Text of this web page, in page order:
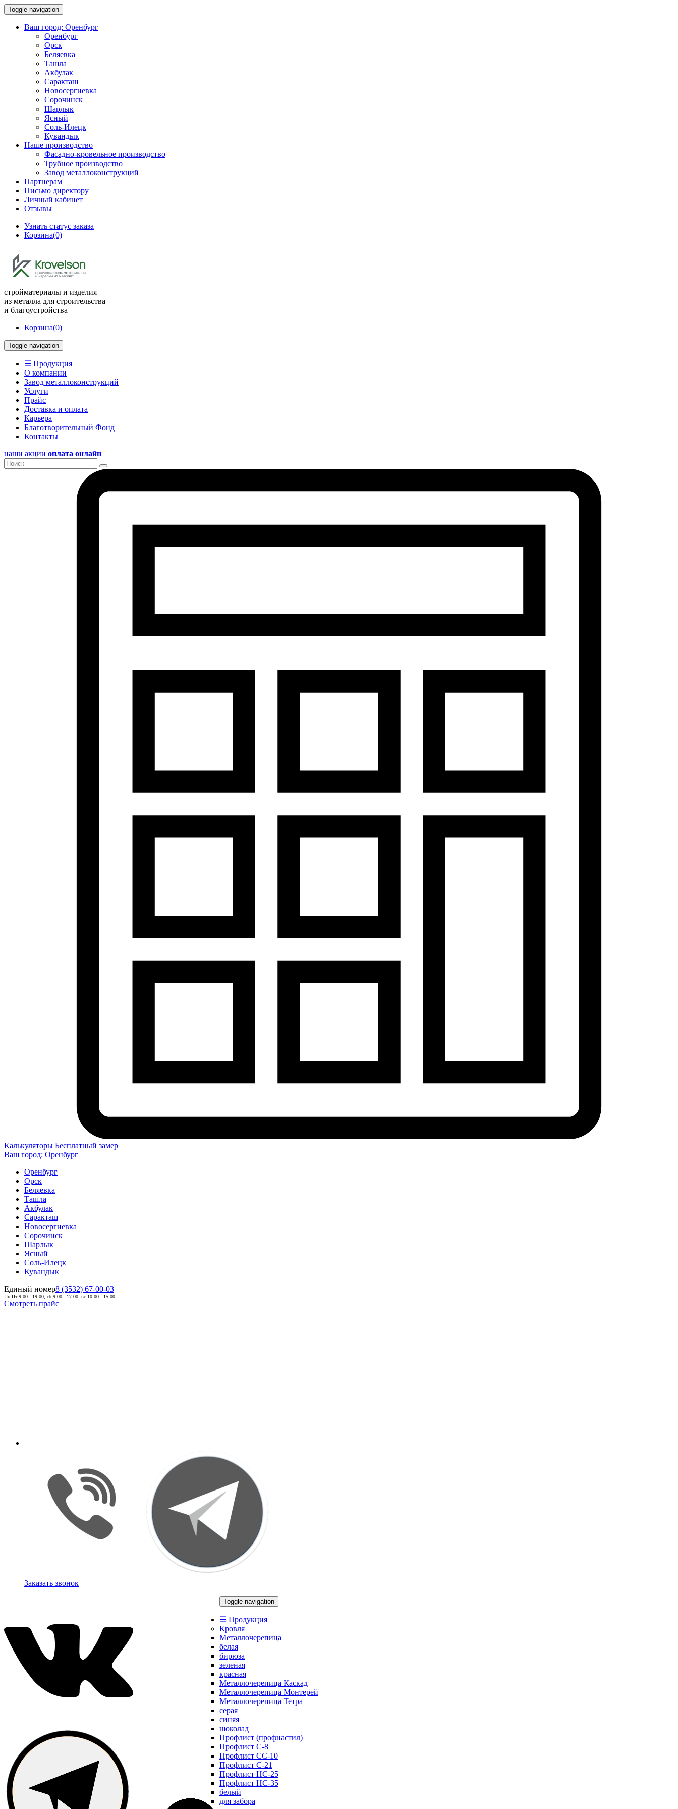
Toggle navigation
Ваш город: Оренбург
Оренбург
Орск
Беляевка
Ташла
Акбулак
Саракташ
Новосергиевка
Сорочинск
Шарлык
Ясный
Соль-Илецк
Кувандык
Наше производство
Фасадно-кровельное производство
Трубное производство
Завод металлоконструкций
Партнерам
Письмо директору
Личный кабинет
Отзывы
Узнать статус заказа
Корзина(0)
стройматериалы и изделия
из металла для строительства
и благоустройства
Корзина(0)
Toggle navigation
☰ Продукция
О компании
Завод металлоконструкций
Услуги
Прайс
Доставка и оплата
Карьера
Благотворительный Фонд
Контакты
наши акции оплата онлайн
Калькуляторы Бесплатный замер
Ваш город: Оренбург
Оренбург
Орск
Беляевка
Ташла
Акбулак
Саракташ
Новосергиевка
Сорочинск
Шарлык
Ясный
Соль-Илецк
Кувандык
Единый номер8 (3532) 67-00-03
Пн-Пт 9:00 - 19:00, сб 9:00 - 17:00, вс 10:00 - 15:00
Смотреть прайс
Заказать звонок
Toggle navigation
☰ Продукция
Кровля
Металлочерепица
белая
бирюза
зеленая
красная
Металлочерепица Каскад
Металлочерепица Монтерей
Металлочерепица Тетра
серая
синяя
шоколад
Профлист (профнастил)
Профлист С-8
Профлист СС-10
Профлист C-21
Профлист НС-25
Профлист НС-35
белый
для забора